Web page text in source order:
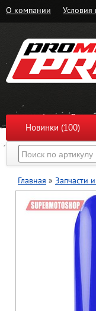
О компании Условия
Новинки (100)
Главная » Запчасти